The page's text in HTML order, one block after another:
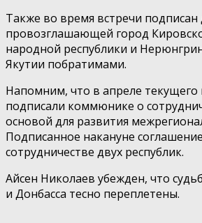
Также во время встречи подписан
провозглашающей город
народной республики и
Якутии побратимами.
Напомним, что в апреле текущего
подписали коммюнике о
основой для развития
Подписанное накануне
сотрудничестве двух республик.
Айсен Николаев убежден, что
и Донбасса тесно переплетены.